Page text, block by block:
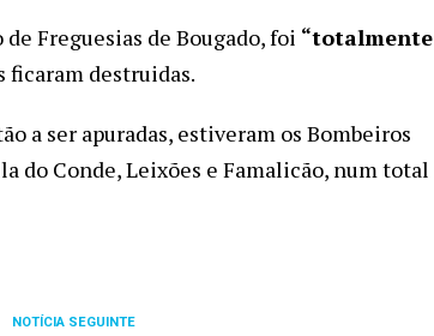
Freguesias de Bougado, foi “totalmente
ficaram destruidas.
a ser apuradas, estiveram os Bombeiros
do Conde, Leixões e Famalicão, num total
NOTÍCIA SEGUINTE